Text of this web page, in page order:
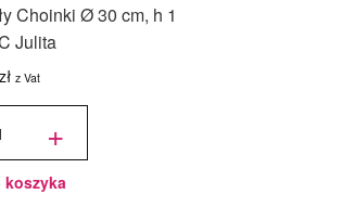
Choinki Ø 30 cm, h 1
Julita
zł z Vat
+
koszyka